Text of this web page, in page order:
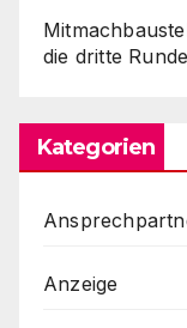
die dritte Runde
Kategorien
Anzeige